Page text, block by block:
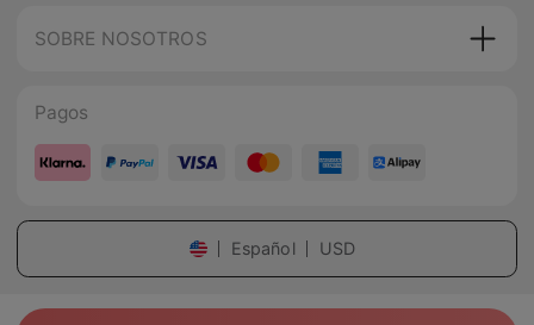
SOBRE NOSOTROS
Pagos
Español USD